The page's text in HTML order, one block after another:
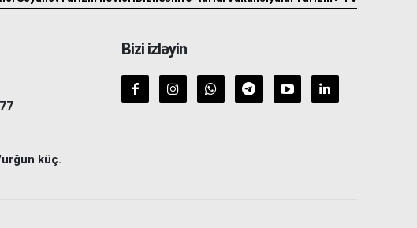
küç.
Bizi izləyin